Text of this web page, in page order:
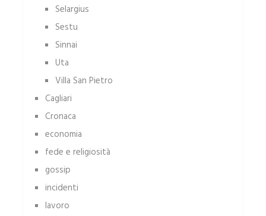
Selargius
Sestu
Sinnai
Uta
Villa San Pietro
Cagliari
Cronaca
economia
fede e religiosità
gossip
incidenti
lavoro